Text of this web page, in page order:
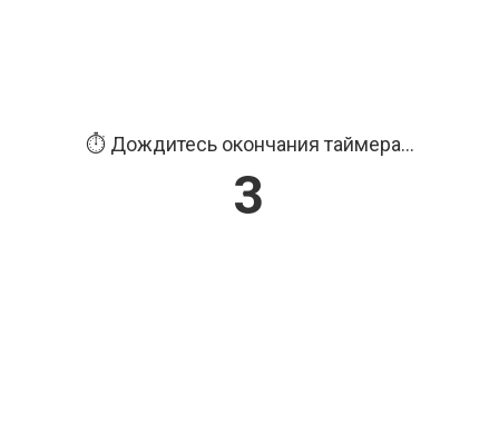
⏱️ Дождитесь окончания таймера...
2